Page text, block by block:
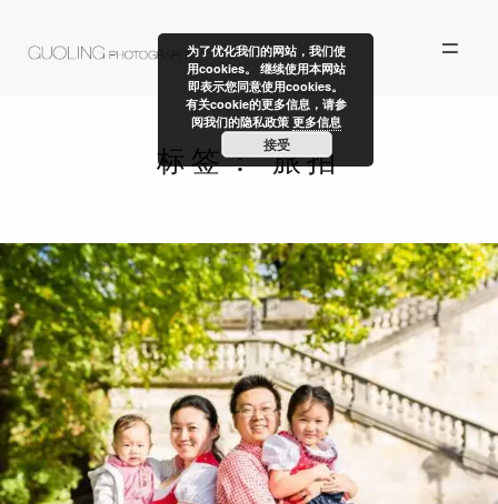
故事汇
关于我们
联系我们
标签：旅拍
为了优化我们的网站，我们使
用cookies。 继续使用本网站
即表示您同意使用cookies。
有关cookie的更多信息，请参
阅我们的隐私政策 更多信息
接受